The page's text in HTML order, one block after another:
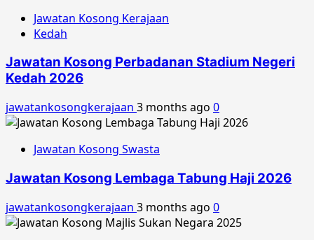
Jawatan Kosong Kerajaan
Kedah
Jawatan Kosong Perbadanan Stadium Negeri
Kedah 2026
jawatankosongkerajaan 3 months ago 0
Jawatan Kosong Swasta
Jawatan Kosong Lembaga Tabung Haji 2026
jawatankosongkerajaan 3 months ago 0